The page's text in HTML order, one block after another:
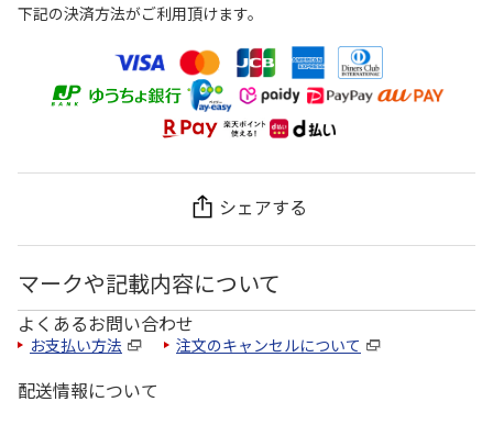
下記の決済方法がご利用頂けます。
シェアする
マークや記載内容について
よくあるお問い合わせ
お支払い方法 注文のキャンセルについて
配送情報について